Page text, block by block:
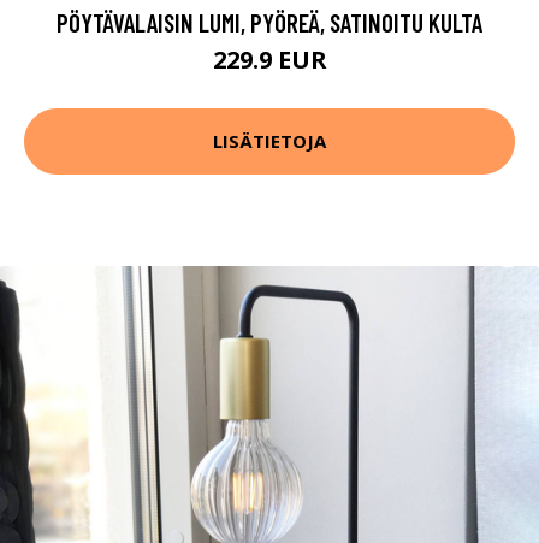
PÖYTÄVALAISIN LUMI, PYÖREÄ, SATINOITU KULTA
229.9 EUR
LISÄTIETOJA